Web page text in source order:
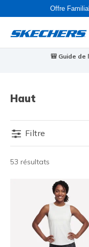
Offre
🎒 Guide
Haut
Filtre
53 résultats